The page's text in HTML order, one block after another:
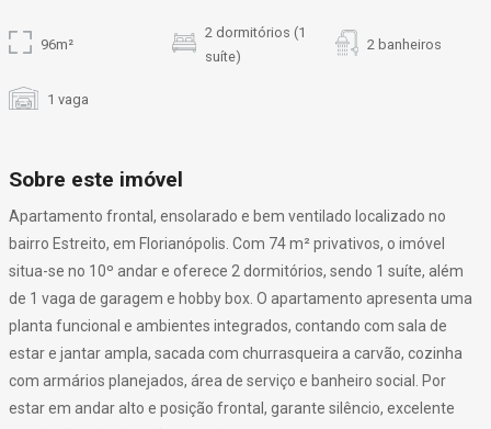
96m²
2 dormitórios (1
suíte)
2 banheiros
1 vaga
Sobre este imóvel
Apartamento frontal, ensolarado e bem ventilado localizado no
bairro Estreito, em Florianópolis. Com 74 m² privativos, o imóvel
situa-se no 10º andar e oferece 2 dormitórios, sendo 1 suíte, além
de 1 vaga de garagem e hobby box. O apartamento apresenta uma
planta funcional e ambientes integrados, contando com sala de
estar e jantar ampla, sacada com churrasqueira a carvão, cozinha
com armários planejados, área de serviço e banheiro social. Por
estar em andar alto e posição frontal, garante silêncio, excelente